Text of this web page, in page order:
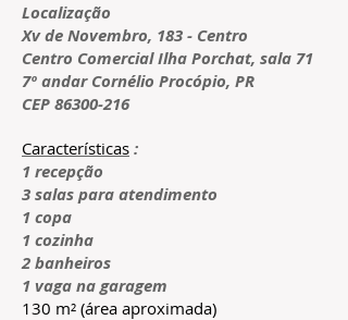
​Localização
Xv de Novembro, 183 - Centro
Centro Comercial Ilha Porchat, sala 71
7º andarCornélio Procópio, PR
CEP86300-216
Características :
1 recepção
3 salas para atendimento
1 copa
1 cozinha
2 banheiros
1 vaga na garagem
130 m² (área aproximada)